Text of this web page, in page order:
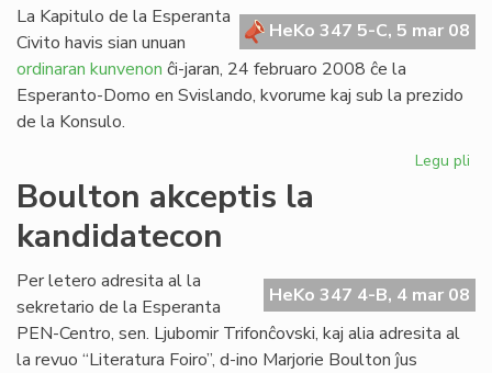
HeKo 347 5-C, 5 mar 08
La Kapitulo de la Esperanta
Civito havis sian unuan
ordinaran kunvenon ĉi-jaran, 24 februaro 2008 ĉe la
Esperanto-Domo en Svislando, kvorume kaj sub la prezido
de la Konsulo.
Legu pli
Boulton akceptis la
kandidatecon
HeKo 347 4-B, 4 mar 08
Per letero adresita al la
sekretario de la Esperanta
PEN-Centro, sen. Ljubomir Trifonĉovski, kaj alia adresita al
la revuo “Literatura Foiro”, d-ino Marjorie Boulton ĵus